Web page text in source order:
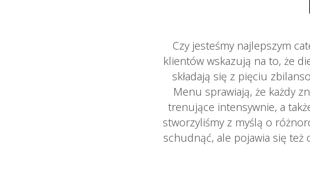
Czy jesteśmy najlepszym
klientów wskazują na to, że
składają się z pięciu
Menu sprawiają, że każdy
trenujące intensywnie, a
stworzyliśmy z myślą o
schudnąć, ale pojawia się też